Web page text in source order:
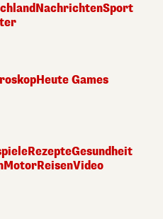
NachrichtenSport
Heute Games
RezepteGesundheit
MotorReisenVideo